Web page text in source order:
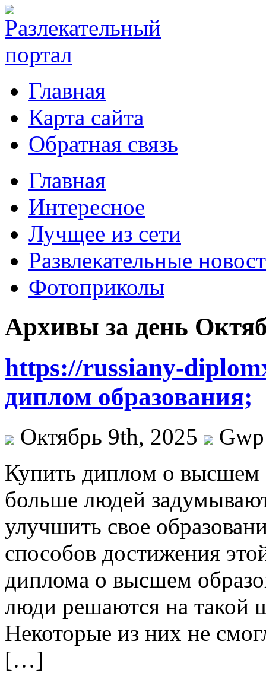
Главная
Карта сайта
Обратная связь
Главная
Интересное
Лучщее из сети
Развлекательные
Фотоприколы
Архивы за день
https://russiany-
диплом образования;
Октябрь 9th, 2025
Gwp
Купить диплoм o высшeм
больше людей
улучшить свое
способов достижения
диплома о высшем
люди решаются на такой
Некоторые из них не
[…]